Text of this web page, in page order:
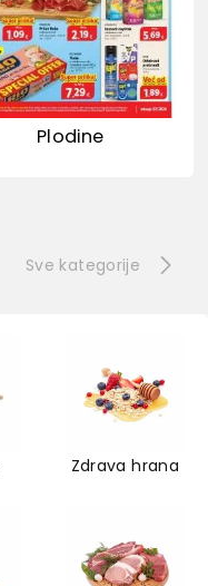
Plodine
Sve kategorije
Zdrava hrana